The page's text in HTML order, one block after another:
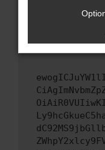
hast,
versuchen,
uns diesen